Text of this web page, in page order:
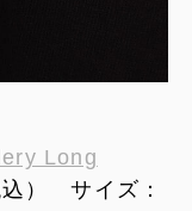
Long
） サイズ：